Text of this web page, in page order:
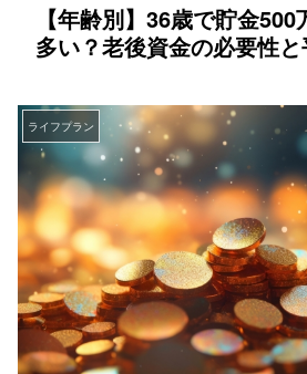
【年齢別】36歳で貯金
多い？老後資金の必要性
ライフプラン